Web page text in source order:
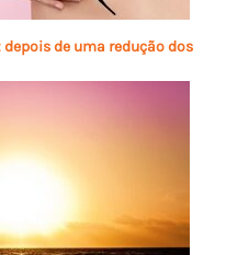
de uma redução dos